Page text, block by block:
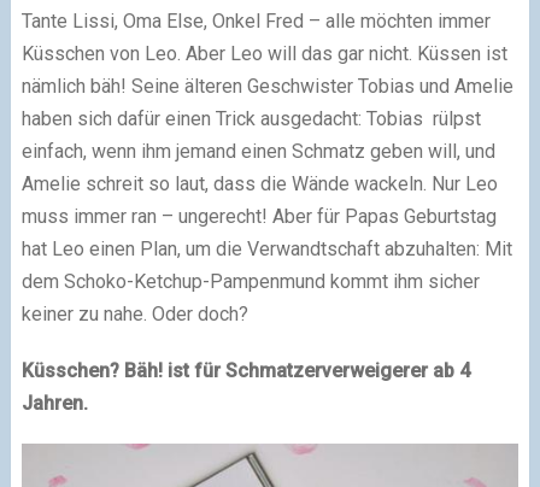
Tante Lissi, Oma Else, Onkel Fred – alle möchten immer
Küsschen von Leo. Aber Leo will das gar nicht. Küssen ist
nämlich bäh! Seine älteren Geschwister Tobias und Amelie
haben sich dafür einen Trick ausgedacht: Tobias rülpst
einfach, wenn ihm jemand einen Schmatz geben will, und
Amelie schreit so laut, dass die Wände wackeln. Nur Leo
muss immer ran – ungerecht! Aber für Papas Geburtstag
hat Leo einen Plan, um die Verwandtschaft abzuhalten: Mit
dem Schoko-Ketchup-Pampenmund kommt ihm sicher
keiner zu nahe. Oder doch?
Küsschen? Bäh! ist für Schmatzerverweigerer ab 4
Jahren.